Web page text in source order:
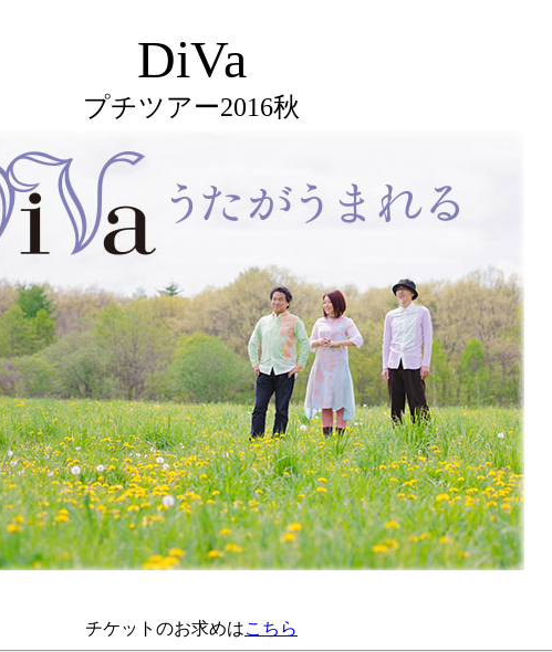
DiVa
プチツアー2016秋
チケットのお求めはこちら